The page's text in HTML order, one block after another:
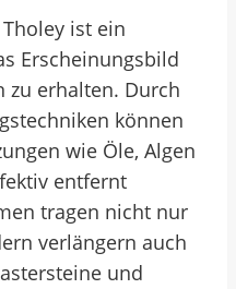
ist ein
Erscheinungsbild
zu erhalten. Durch
können
wie Öle, Algen
entfernt
tragen nicht nur
verlängern auch
und